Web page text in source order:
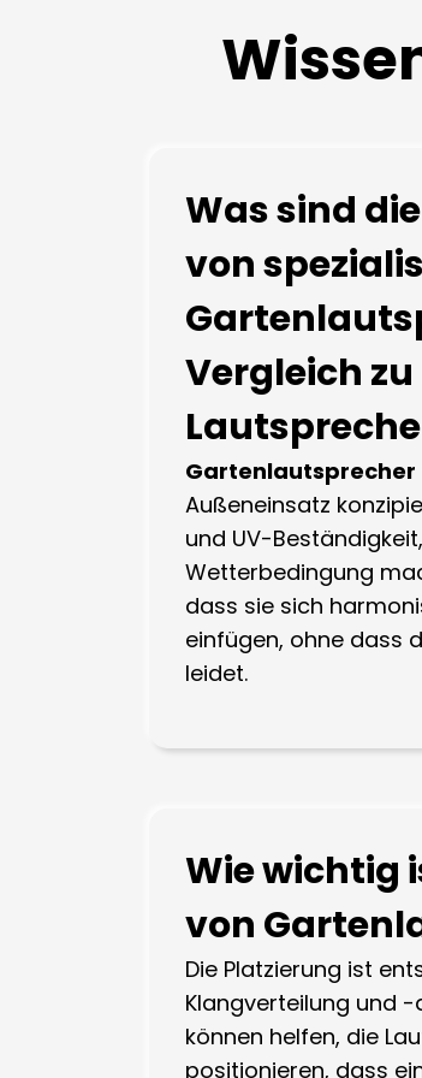
Was sind
von
Vergleich
Gartenlautsprecher
Außeneinsatz
und UV-
Wetterbedingung
dass sie sich
einfügen, ohne dass
leidet.
Wie wichtig
von
Die Platzierung ist
Klangverteilung und -
können helfen, die
positionieren, dass